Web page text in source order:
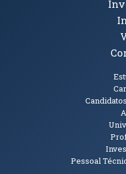
Pessoal